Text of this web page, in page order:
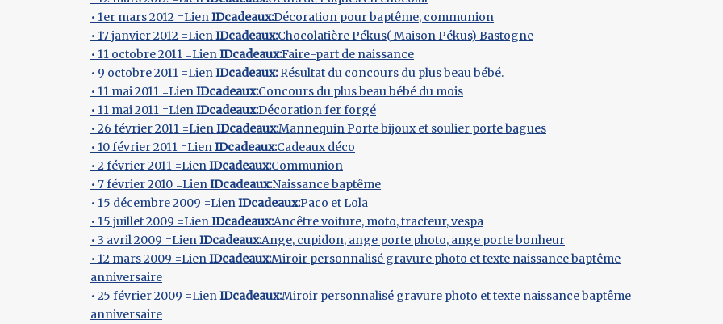
• 1er mars 2012 =LienIDcadeaux:Décoration pour baptême, communion
• 17 janvier 2012 =LienIDcadeaux:Chocolatière Pékus( Maison Pékus) Bastogne
• 11 octobre 2011 =LienIDcadeaux:Faire-part de naissance
• 9 octobre 2011 =LienIDcadeaux:Résultat du concours du plus beau bébé.
• 11 mai 2011 =LienIDcadeaux:Concours du plus beau bébé du mois
• 11 mai 2011 =LienIDcadeaux:Décoration fer forgé
• 26 février 2011 =LienIDcadeaux:Mannequin Porte bijoux et soulier porte bagues
• 10 février 2011 =LienIDcadeaux:Cadeaux déco
• 2 février 2011 =LienIDcadeaux:Communion
• 7 février 2010 =LienIDcadeaux:Naissance baptême
• 15 décembre 2009 =LienIDcadeaux:Paco et Lola
• 15 juillet 2009 =LienIDcadeaux:Ancêtre voiture, moto, tracteur, vespa
• 3 avril 2009 =LienIDcadeaux:Ange, cupidon, ange porte photo, ange porte bonheur
• 12 mars 2009 =LienIDcadeaux:Miroir personnalisé gravure photo et texte naissance baptême
anniversaire
• 25 février 2009 =LienIDcadeaux:Miroir personnalisé gravure photo et texte naissance baptême
anniversaire